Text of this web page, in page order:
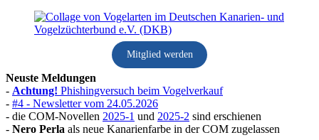
Mitglied werden
Neuste Meldungen
- Achtung! Phishingversuch beim Vogelverkauf
- #4 - Newsletter vom 24.05.2026
- die COM-Novellen 2025-1 und 2025-2 sind erschienen
- Nero Perla als neue Kanarienfarbe in der COM zugelassen